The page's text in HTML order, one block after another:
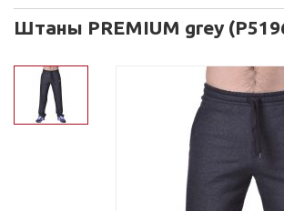
Штаны PREMIUM grey